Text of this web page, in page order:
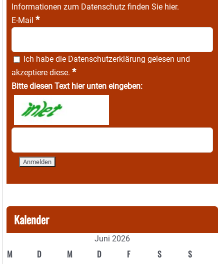
Informationen zum Datenschutz finden Sie hier.
E-Mail *
Ich habe die Datenschutzerklärung gelesen und
akzeptiere diese. *
Bitte diesen Text hier unten eingeben:
Kalender
Juni 2026
M D M D F S S